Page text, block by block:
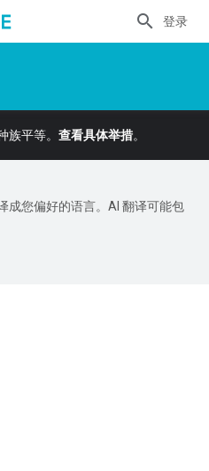
登录
平等。 查看具体举措。
成您偏好的语言。AI 翻译可能包